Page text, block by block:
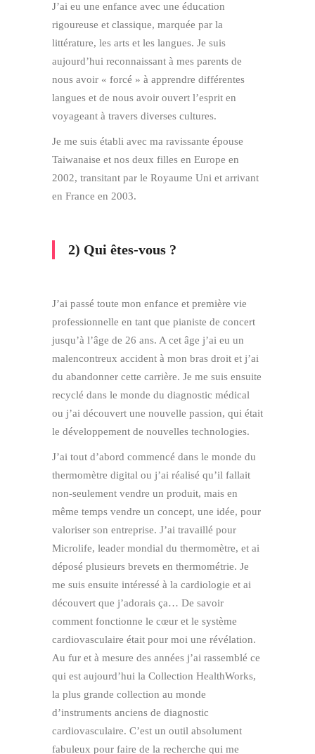
J’ai eu une enfance avec une éducation
rigoureuse et classique, marquée par la
littérature, les arts et les langues. Je suis
aujourd’hui reconnaissant à mes parents de
nous avoir « forcé » à apprendre différentes
langues et de nous avoir ouvert l’esprit en
voyageant à travers diverses cultures.
Je me suis établi avec ma ravissante épouse
Taiwanaise et nos deux filles en Europe en
2002, transitant par le Royaume Uni et arrivant
en France en 2003.
2) Qui êtes-vous ?
J’ai passé toute mon enfance et première vie
professionnelle en tant que pianiste de concert
jusqu’à l’âge de 26 ans. A cet âge j’ai eu un
malencontreux accident à mon bras droit et j’ai
du abandonner cette carrière. Je me suis ensuite
recyclé dans le monde du diagnostic médical
ou j’ai découvert une nouvelle passion, qui était
le développement de nouvelles technologies.
J’ai tout d’abord commencé dans le monde du
thermomètre digital ou j’ai réalisé qu’il fallait
non-seulement vendre un produit, mais en
même temps vendre un concept, une idée, pour
valoriser son entreprise. J’ai travaillé pour
Microlife, leader mondial du thermomètre, et ai
déposé plusieurs brevets en thermométrie. Je
me suis ensuite intéressé à la cardiologie et ai
découvert que j’adorais ça… De savoir
comment fonctionne le cœur et le système
cardiovasculaire était pour moi une révélation.
Au fur et à mesure des années j’ai rassemblé ce
qui est aujourd’hui la Collection HealthWorks,
la plus grande collection au monde
d’instruments anciens de diagnostic
cardiovasculaire. C’est un outil absolument
fabuleux pour faire de la recherche qui me